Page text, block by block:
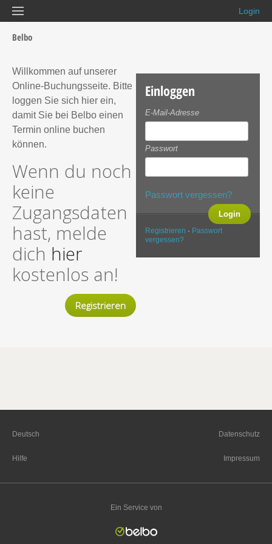
Login
Belbo
Willkommen auf unserer
Online-Buchungsseite. Bitte
loggen Sie sich hier ein,
damit Sie bei Belbo einen
Termin online buchen
können.
Wenn du noch
keine
Zugangsdaten
hast, melde
dich hier
kostenlos an!
Registrieren
Einloggen
E-Mail-Adresse
Passwort
Passwort vergessen?
Registrieren · Passwort
vergessen?
Ein Service von
Deutsch
Hilfe
Datenschutz
Impressum